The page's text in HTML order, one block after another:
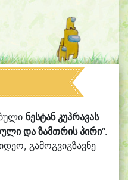
ნესტან კუპრავას
და ზამთრის პირი“.
გამოგვიგზავნე